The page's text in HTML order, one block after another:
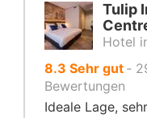
Tulip
Hotel
8.3 von
10,
Sehr gut ‐
Bewertungen
Ideale Lage, sehr